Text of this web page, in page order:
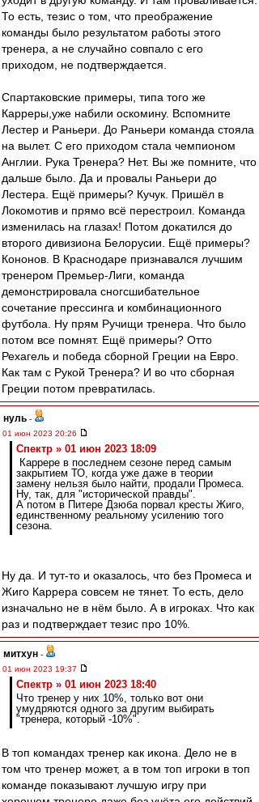
То есть, тезис о том, что преображение
команды было результатом работы этого
тренера, а не случайно совпало с его
приходом, не подтверждается.
Спартаковские примеры, типа того же
Карреры,уже набили оскомину. Вспомните
Лестер и Раньери. До Раньери команда стояла
на вылет. С его приходом стала чемпионом
Англии. Рука Тренера? Нет. Вы же помните, что
дальше было. Да и провалы Раньери до
Лестера. Ещё примеры? Кучук. Пришёл в
Локомотив и прямо всё перестроил. Команда
изменилась на глазах! Потом докатился до
второго дивизиона Белорусии. Ещё примеры?
Кононов. В Краснодаре признавался лучшим
тренером Премьер-Лиги, команда
демонстрировала сногсшибательное
сочетание прессинга и комбинационного
футбола. Ну прям Ручищи тренера. Что было
потом все помнят. Ещё примеры? Отто
Рехагель и победа сборной Греции на Евро.
Как там с Рукой Тренера? И во что сборная
Греции потом превратилась.
нуль -
01 июн 2023 20:26
Спектр » 01 июн 2023 18:09
Каррере в последнем сезоне перед самым
закрытием ТО, когда уже даже в теории
замену нельзя было найти, продали Промеса.
Ну, так, для "исторической правды".
А потом в Питере Дзюба порвал кресты Жиго,
единственному реальному усилению того
сезона.
Ну да. И тут-то и оказалось, что без Промеса и
Жиго Каррера совсем не тянет. То есть, дело
изначально не в нём было. А в игроках. Что как
раз и подтверждает тезис про 10%.
митхун -
01 июн 2023 19:37
Спектр » 01 июн 2023 18:40
Что тренер у них 10%, только вот они
умудряются одного за другим выбирать
"тренера, который -10%".
В топ командах тренер как икона. Дело не в
том что тренер может, а в том топ игроки в топ
команде показывают лучшую игру при